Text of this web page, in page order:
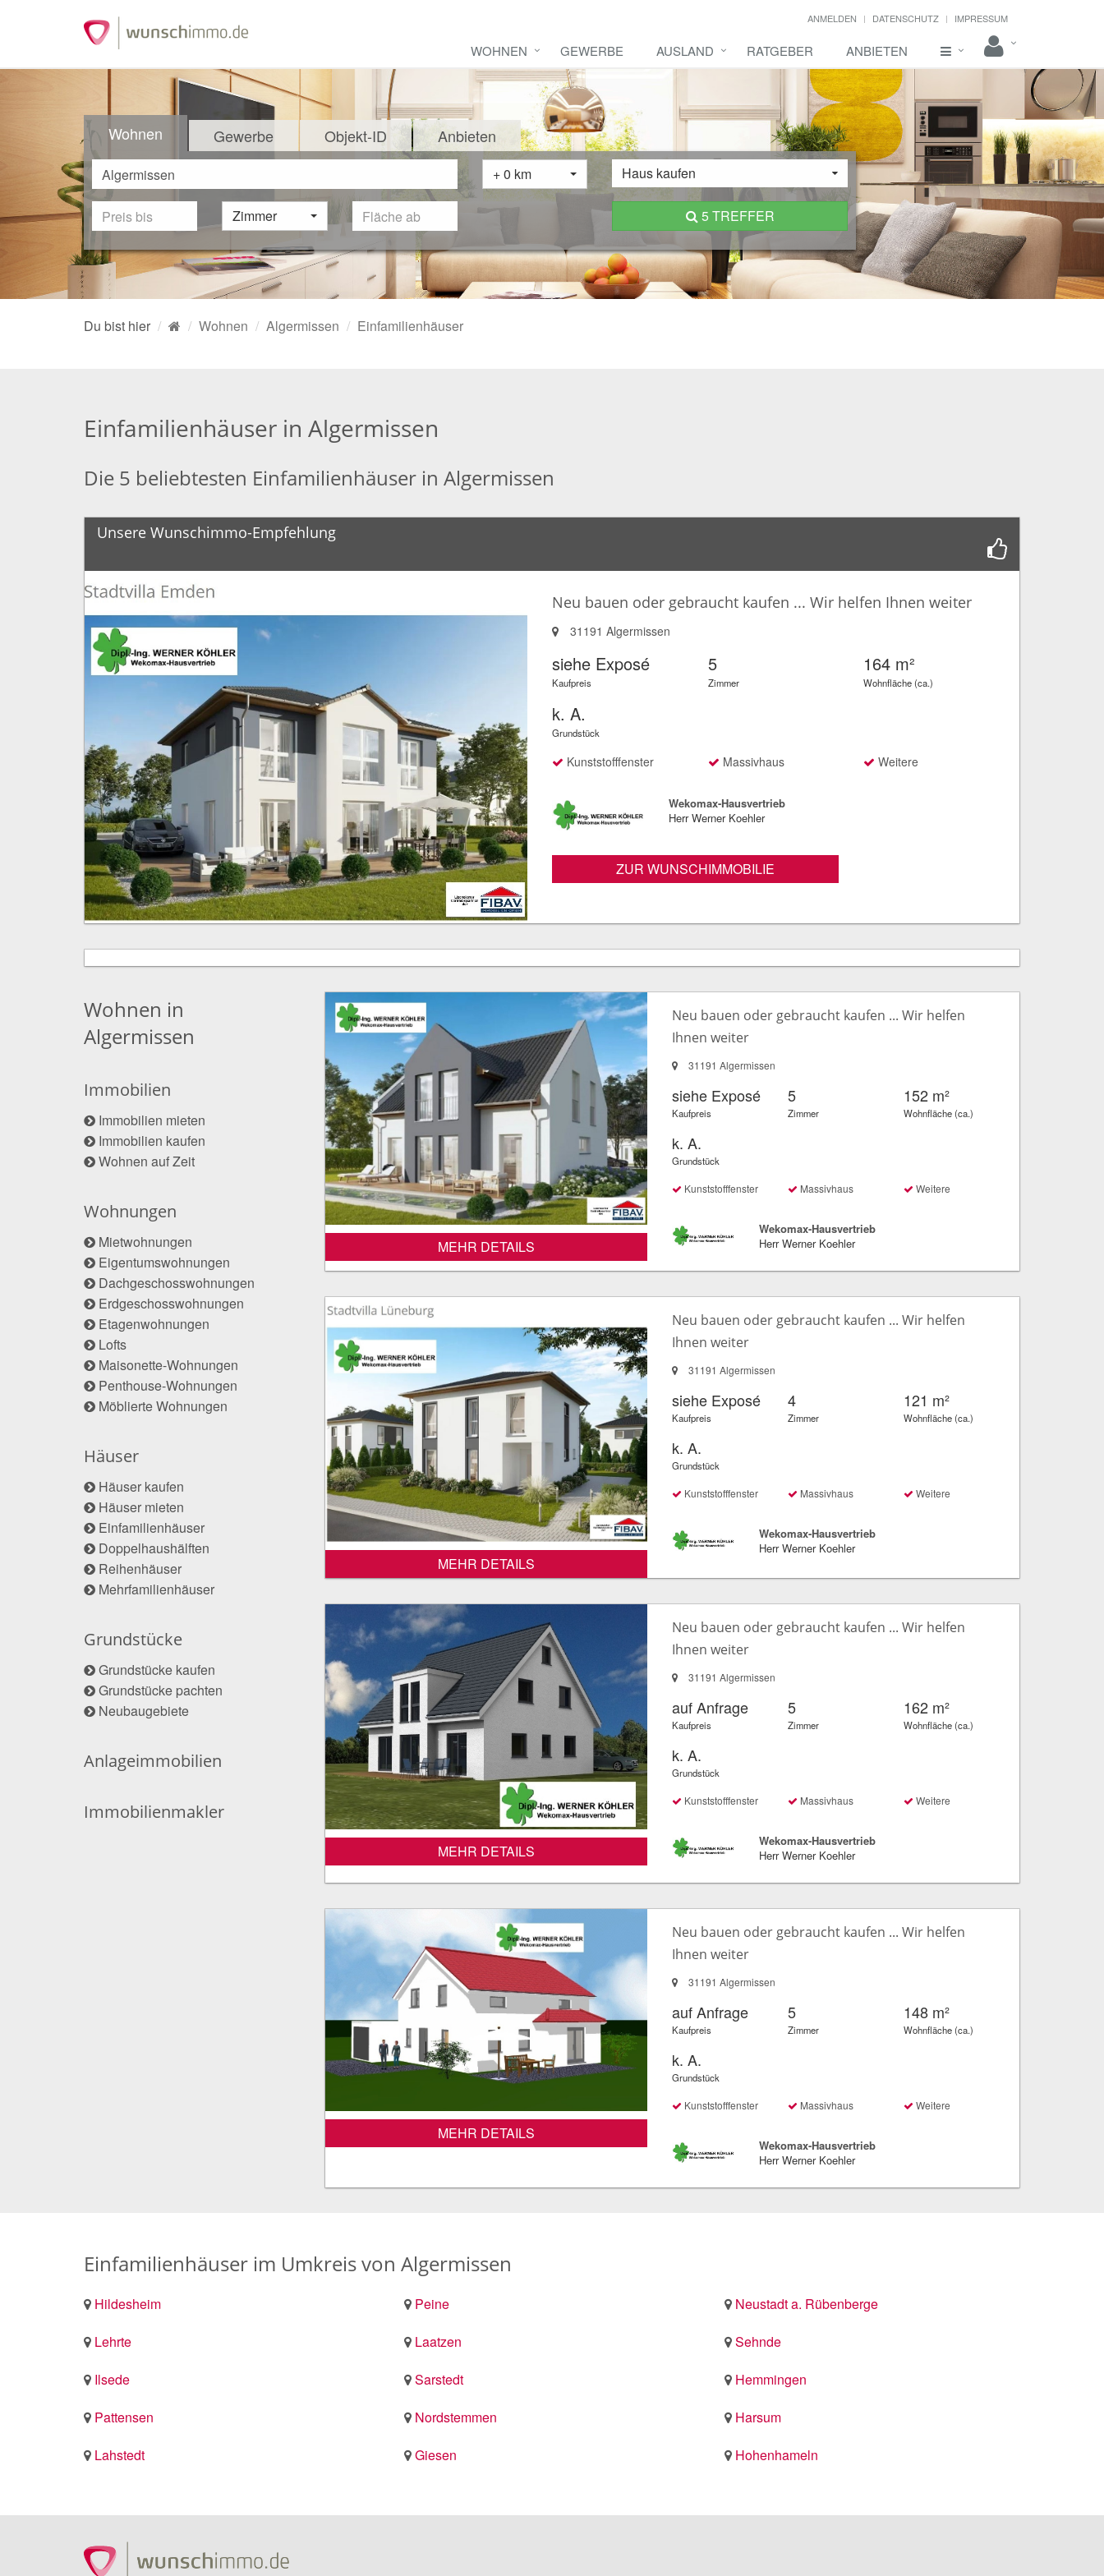
ANMELDEN DATENSCHUTZ IMPRESSUM
WOHNEN GEWERBE AUSLAND RATGEBER ANBIETEN
Wohnen Gewerbe Objekt-ID Anbieten
+ 0 km Haus kaufen
Zimmer 5 TREFFER
Du bist hier Wohnen Algermissen Einfamilienhäuser
Einfamilienhäuser in Algermissen
Die 5 beliebtesten Einfamilienhäuser in Algermissen
Unsere Wunschimmo-Empfehlung
Neu bauen oder gebraucht kaufen ... Wir helfen Ihnen weiter
31191 Algermissen
siehe Exposé
Kaufpreis
5
Zimmer
164 m²
Wohnfläche (ca.)
k. A.
Grundstück
Kunststofffenster Massivhaus Weitere
Wekomax-Hausvertrieb
Herr Werner Koehler
ZUR WUNSCHIMMOBILIE
Wohnen in
Algermissen
Immobilien
Immobilien mieten
Immobilien kaufen
Wohnen auf Zeit
Wohnungen
Mietwohnungen
Eigentumswohnungen
Dachgeschosswohnungen
Erdgeschosswohnungen
Etagenwohnungen
Lofts
Maisonette-Wohnungen
Penthouse-Wohnungen
Möblierte Wohnungen
Häuser
Häuser kaufen
Häuser mieten
Einfamilienhäuser
Doppelhaushälften
Reihenhäuser
Mehrfamilienhäuser
Grundstücke
Grundstücke kaufen
Grundstücke pachten
Neubaugebiete
Anlageimmobilien
Immobilienmakler
MEHR DETAILS
Neu bauen oder gebraucht kaufen ... Wir helfen
Ihnen weiter
31191 Algermissen
siehe Exposé
Kaufpreis
5
Zimmer
152 m²
Wohnfläche (ca.)
k. A.
Grundstück
Kunststofffenster Massivhaus Weitere
Wekomax-Hausvertrieb
Herr Werner Koehler
MEHR DETAILS
Neu bauen oder gebraucht kaufen ... Wir helfen
Ihnen weiter
31191 Algermissen
siehe Exposé
Kaufpreis
4
Zimmer
121 m²
Wohnfläche (ca.)
k. A.
Grundstück
Kunststofffenster Massivhaus Weitere
Wekomax-Hausvertrieb
Herr Werner Koehler
MEHR DETAILS
Neu bauen oder gebraucht kaufen ... Wir helfen
Ihnen weiter
31191 Algermissen
auf Anfrage
Kaufpreis
5
Zimmer
162 m²
Wohnfläche (ca.)
k. A.
Grundstück
Kunststofffenster Massivhaus Weitere
Wekomax-Hausvertrieb
Herr Werner Koehler
MEHR DETAILS
Neu bauen oder gebraucht kaufen ... Wir helfen
Ihnen weiter
31191 Algermissen
auf Anfrage
Kaufpreis
5
Zimmer
148 m²
Wohnfläche (ca.)
k. A.
Grundstück
Kunststofffenster Massivhaus Weitere
Wekomax-Hausvertrieb
Herr Werner Koehler
Einfamilienhäuser im Umkreis von Algermissen
Hildesheim Peine
Neustadt a. Rübenberge
Lehrte
Laatzen
Sehnde
Ilsede
Sarstedt
Hemmingen
Pattensen
Nordstemmen
Harsum
Lahstedt
Giesen Hohenhameln